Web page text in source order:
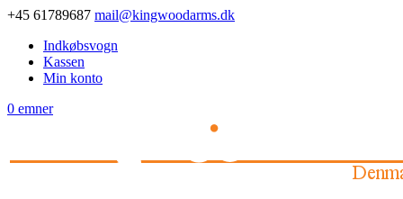
+45 61789687 mail@kingwoodarms.dk
Indkøbsvogn
Kassen
Min konto
0 emner